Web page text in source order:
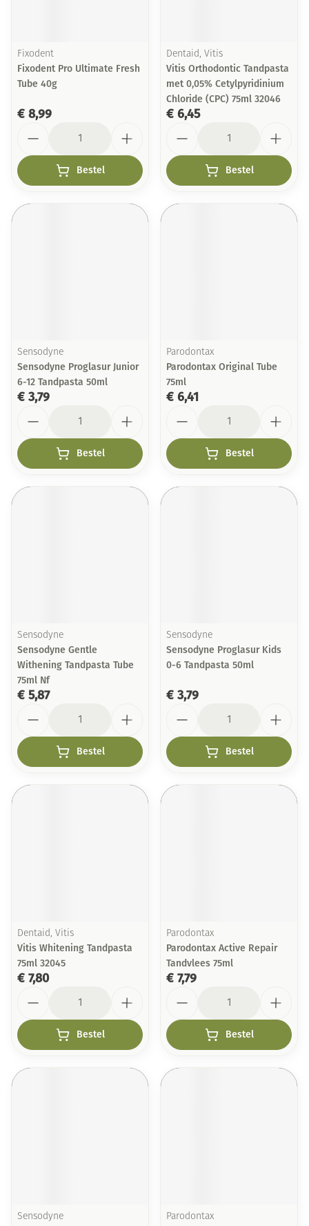
Fixodent
Fixodent Pro Ultimate Fresh
Tube 40g
€ 8,99
Bestel
Dentaid, Vitis
Vitis Orthodontic Tandpasta
met 0,05% Cetylpyridinium
Chloride (CPC) 75ml 32046
€ 6,45
Bestel
Sensodyne
Sensodyne Proglasur Junior
6-12 Tandpasta 50ml
€ 3,79
Bestel
Parodontax
Parodontax Original Tube
75ml
€ 6,41
Bestel
Sensodyne
Sensodyne Gentle
Withening Tandpasta Tube
75ml Nf
€ 5,87
Bestel
Sensodyne
Sensodyne Proglasur Kids
0-6 Tandpasta 50ml
€ 3,79
Bestel
Dentaid, Vitis
Vitis Whitening Tandpasta
75ml 32045
€ 7,80
Bestel
Parodontax
Parodontax Active Repair
Tandvlees 75ml
€ 7,79
Bestel
Sensodyne Parodontax